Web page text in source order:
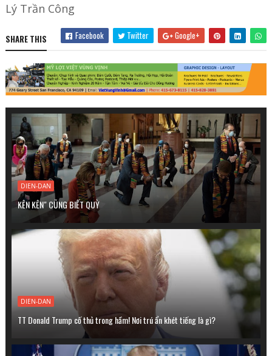
Lý Trần Công
SHARE THIS Facebook Twitter Google+
DIEN-DAN
KÊN KÊN" CŨNG BIẾT QUỲ
DIEN-DAN
TT Donald Trump cố thủ trong hầm! Nơi trú ẩn khét tiếng là gì?